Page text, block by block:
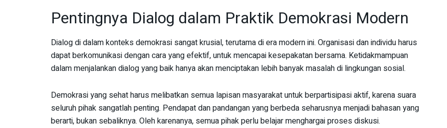
Pentingnya Dialog dalam Praktik Demokrasi Modern
Dialog di dalam konteks demokrasi sangat krusial, terutama di era modern ini. Organisasi dan individu harus
dapat berkomunikasi dengan cara yang efektif, untuk mencapai kesepakatan bersama. Ketidakmampuan
dalam menjalankan dialog yang baik hanya akan menciptakan lebih banyak masalah di lingkungan sosial.
Demokrasi yang sehat harus melibatkan semua lapisan masyarakat untuk berpartisipasi aktif, karena suara
seluruh pihak sangatlah penting. Pendapat dan pandangan yang berbeda seharusnya menjadi bahasan yang
berarti, bukan sebaliknya. Oleh karenanya, semua pihak perlu belajar menghargai proses diskusi.